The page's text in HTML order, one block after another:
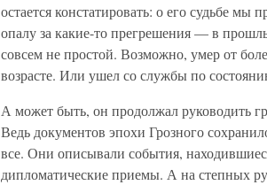
остается констатировать: о его судьбе
опалу за какие-то прегрешения — в
совсем не простой. Возможно, умер от
возрасте. Или ушел со службы по
А может быть, он продолжал руководить
Ведь документов эпохи Грозного
все. Они описывали события,
дипломатические приемы. А на степных